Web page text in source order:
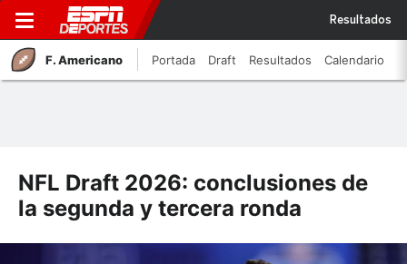
Resultados
F. Americano Portada Draft Resultados Calendario
NFL Draft 2026: conclusiones de
la segunda y tercera ronda